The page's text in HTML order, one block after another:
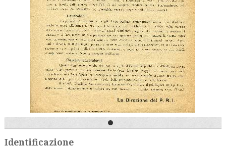
Identificazione